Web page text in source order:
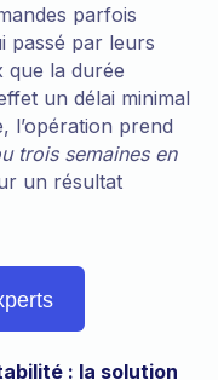
parfois
passé par leurs
que la durée
un délai minimal
l’opération prend
trois semaines en
un résultat
: la solution